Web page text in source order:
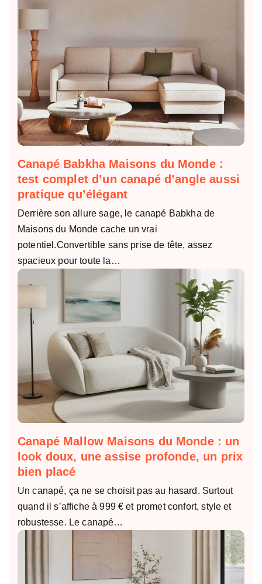
Canapé Babkha Maisons du Monde :
test complet d’un canapé d’angle aussi
pratique qu’élégant
Derrière son allure sage, le canapé Babkha de
Maisons du Monde cache un vrai
potentiel.Convertible sans prise de tête, assez
spacieux pour toute la…
Canapé Mallow Maisons du Monde : un
look doux, une assise profonde, un prix
bien placé
Un canapé, ça ne se choisit pas au hasard. Surtout
quand il s’affiche à 999 € et promet confort, style et
robustesse. Le canapé…